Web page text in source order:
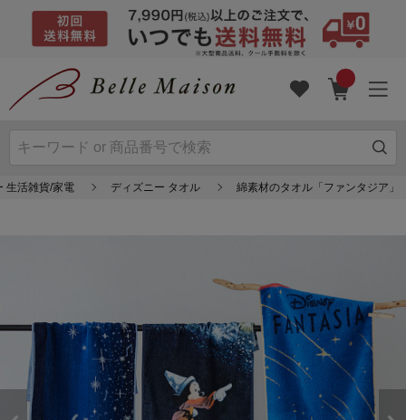
生活雑貨/家電 ディズニー タオル 綿素材のタオル「ファンタジア」